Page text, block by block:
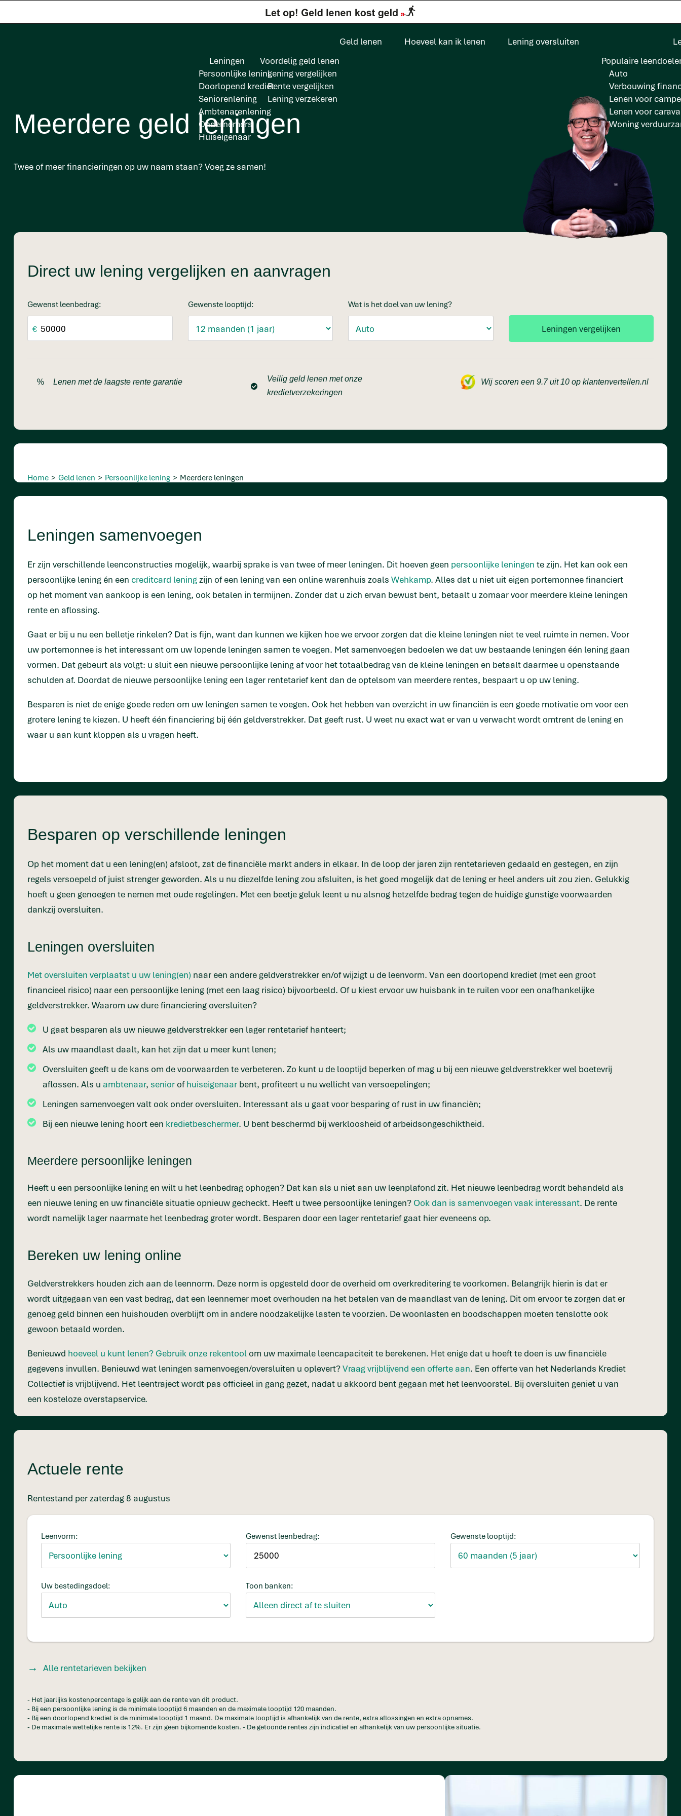
Geld lenen
Leningen
Persoonlijke lening
Doorlopend krediet
Seniorenlening
Ambtenarenlening
Ondernemers
Huiseigenaar
Voordelig geld lenen
Lening vergelijken
Rente vergelijken
Lening verzekeren
Hoeveel kan ik lenen Lening oversluiten
Populaire
Auto
Verbouwing
Lenen voor
Lenen voor
Woning
Meerdere geld leningen
Twee of meer financieringen op uw naam staan? Voeg ze samen!
Direct uw lening vergelijken en aanvragen
Gewenst leenbedrag:
€
Gewenste looptijd: Wat is het doel van uw lening?
Lenen met de laagste rente garantie
Veilig geld lenen met onze
kredietverzekeringen
Wij scoren een 9.7 uit 10 op klantenvertellen.nl
Home > Geld lenen > Persoonlijke lening > Meerdere leningen
Leningen samenvoegen
Er zijn verschillende leenconstructies mogelijk, waarbij sprake is van twee of meer leningen. Dit hoeven geen persoonlijke leningen te zijn. Het kan ook een
persoonlijke lening én een creditcard leningzijn of een lening van een online warenhuis zoals Wehkamp. Alles dat u niet uit eigen portemonnee financiert
op het moment van aankoop is een lening, ook betalen in termijnen. Zonder dat u zich ervan bewust bent, betaalt u zomaar voor meerdere kleine leningen
rente en aflossing.
Gaat er bij u nu een belletje rinkelen? Dat is fijn, want dan kunnen we kijken hoe we ervoor zorgen dat die kleine leningen niet te veel ruimte in nemen. Voor
uw portemonnee is het interessant om uw lopende leningen samen te voegen. Met samenvoegen bedoelen we dat uw bestaande leningen één lening gaan
vormen. Dat gebeurt als volgt: u sluit een nieuwe persoonlijke lening af voor het totaalbedrag van de kleine leningen en betaalt daarmee u openstaande
schulden af. Doordat de nieuwe persoonlijke lening een lager rentetarief kent dan de optelsom van meerdere rentes, bespaart u op uw lening.
Besparen is niet de enige goede reden om uw leningen samen te voegen. Ook het hebben van overzicht in uw financiën is een goede motivatie om voor een
grotere lening te kiezen. U heeft één financiering bij één geldverstrekker. Dat geeft rust. U weet nu exact wat er van u verwacht wordt omtrent de lening en
waar u aan kunt kloppen als u vragen heeft.
Besparen op verschillende leningen
Op het moment dat u een lening(en) afsloot, zat de financiële markt anders in elkaar. In de loop der jaren zijn rentetarieven gedaald en gestegen, en zijn
regels versoepeld of juist strenger geworden. Als u nu diezelfde lening zou afsluiten, is het goed mogelijk dat de lening er heel anders uit zou zien. Gelukkig
hoeft u geen genoegen te nemen met oude regelingen. Met een beetje geluk leent u nu alsnog hetzelfde bedrag tegen de huidige gunstige voorwaarden
dankzij oversluiten.
Leningen oversluiten
Met oversluiten verplaatst u uw lening(en) naar een andere geldverstrekker en/of wijzigt u de leenvorm. Van een doorlopend krediet (met een groot
financieel risico) naar een persoonlijke lening (met een laag risico) bijvoorbeeld. Of u kiest ervoor uw huisbank in te ruilen voor een onafhankelijke
geldverstrekker. Waarom uw dure financiering oversluiten?
U gaat besparen als uw nieuwe geldverstrekker een lager rentetarief hanteert;
Als uw maandlast daalt, kan het zijn dat u meer kunt lenen;
Oversluiten geeft u de kans om de voorwaarden te verbeteren. Zo kunt u de looptijd beperken of mag u bij een nieuwe geldverstrekker wel boetevrij
aflossen. Als u ambtenaar, senior ofhuiseigenaar bent, profiteert u nu wellicht van versoepelingen;
Leningen samenvoegen valt ook onder oversluiten. Interessant als u gaat voor besparing of rust in uw financiën;
Bij een nieuwe lening hoort een kredietbeschermer. U bent beschermd bij werkloosheid of arbeidsongeschiktheid.
Meerdere persoonlijke leningen
Heeft u een persoonlijke lening en wilt u het leenbedrag ophogen? Dat kan als u niet aan uw leenplafond zit. Het nieuwe leenbedrag wordt behandeld als
een nieuwe lening en uw financiële situatie opnieuw gecheckt. Heeft u twee persoonlijke leningen? Ook dan is samenvoegen vaak interessant. De rente
wordt namelijk lager naarmate het leenbedrag groter wordt. Besparen door een lager rentetarief gaat hier eveneens op.
Bereken uw lening online
Geldverstrekkers houden zich aan de leennorm. Deze norm is opgesteld door de overheid om overkreditering te voorkomen. Belangrijk hierin is dat er
wordt uitgegaan van een vast bedrag, dat een leennemer moet overhouden na het betalen van de maandlast van de lening. Dit om ervoor te zorgen dat er
genoeg geld binnen een huishouden overblijft om in andere noodzakelijke lasten te voorzien. De woonlasten en boodschappen moeten tenslotte ook
gewoon betaald worden.
Benieuwd hoeveel u kunt lenen? Gebruik onze rekentool om uw maximale leencapaciteit te berekenen. Het enige dat u hoeft te doen is uw financiële
gegevens invullen. Benieuwd wat leningen samenvoegen/oversluiten u oplevert?Vraag vrijblijvend een offerte aan. Een offerte van het Nederlands Krediet
Collectief is vrijblijvend. Het leentraject wordt pas officieel in gang gezet, nadat u akkoord bent gegaan met het leenvoorstel. Bij oversluiten geniet u van
een kosteloze overstapservice.
Actuele rente
Rentestand per zaterdag 8 augustus
Leenvorm: Gewenst leenbedrag: Gewenste looptijd:
Uw bestedingsdoel: Toon banken:
Alle rentetarieven bekijken
- Het jaarlijks kostenpercentage is gelijk aan de rente van dit product.
- Bij een persoonlijke lening is de minimale looptijd 6 maanden en de maximale looptijd 120 maanden.
- Bij een doorlopend krediet is de minimale looptijd 1 maand. De maximale looptijd is afhankelijk van de rente, extra aflossingen en extra opnames.
- De maximale wettelijke rente is 12%. Er zijn geen bijkomende kosten. - De getoonde rentes zijn indicatief en afhankelijk van uw persoonlijke situatie.